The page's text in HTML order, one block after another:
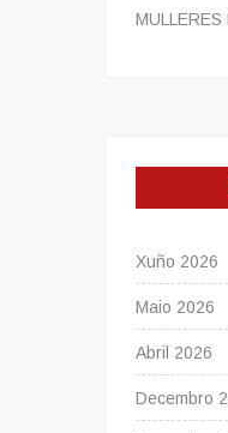
Xuño 2026
Maio 2026
Abril 2026
Decembro